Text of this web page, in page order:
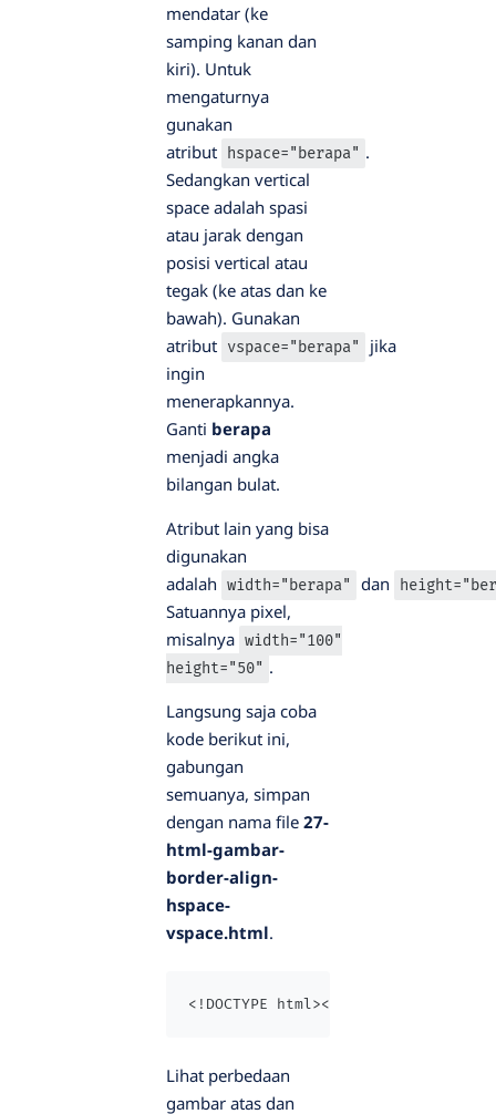
mendatar (ke
samping kanan dan
kiri). Untuk
mengaturnya
gunakan
atribut
hspace="berapa" .
Sedangkan vertical
space adalah spasi
atau jarak dengan
posisi vertical atau
tegak (ke atas dan ke
bawah). Gunakan
atribut vspace="berapa"
jika
ingin
menerapkannya.
Ganti berapa
menjadi angka
bilangan bulat.
Atribut lain yang bisa
digunakan
adalah width="berapa" dan
Satuannya pixel,
misalnya width="100"
height="50" .
Langsung saja coba
kode berikut ini,
gabungan
semuanya, simpan
dengan nama file 27-
html-gambar-
border-align-
hspace-
vspace.html.
<!DOCTYPE html><html><head>
Lihat perbedaan
gambar atas dan